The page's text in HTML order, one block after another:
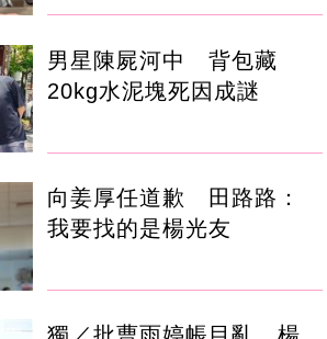
男星陳屍河中 背包藏
20kg水泥塊死因成謎
向姜厚任道歉 田路路：
我要找的是楊光友